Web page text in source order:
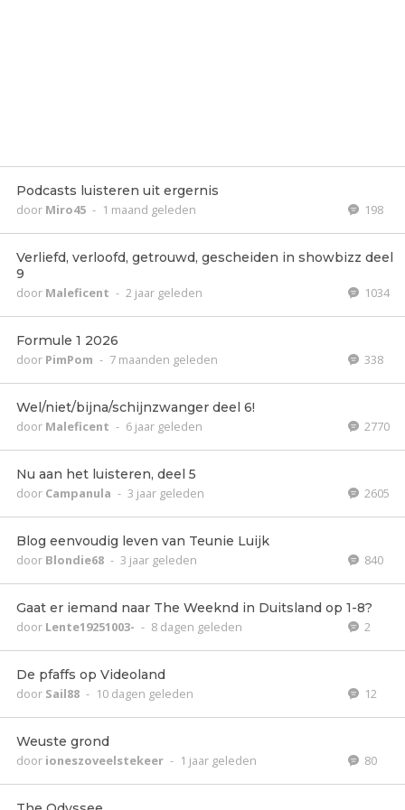
Podcasts luisteren uit ergernis
door Miro45 - 1 maand geleden 198
Verliefd, verloofd, getrouwd, gescheiden in showbizz deel
9
door Maleficent - 2 jaar geleden 1034
Formule 1 2026
door PimPom - 7 maanden geleden 338
Wel/niet/bijna/schijnzwanger deel 6!
door Maleficent - 6 jaar geleden 2770
Nu aan het luisteren, deel 5
door Campanula - 3 jaar geleden 2605
Blog eenvoudig leven van Teunie Luijk
door Blondie68 - 3 jaar geleden 840
Gaat er iemand naar The Weeknd in Duitsland op 1-8?
door Lente19251003- - 8 dagen geleden 2
De pfaffs op Videoland
door Sail88 - 10 dagen geleden 12
Weuste grond
door ioneszoveelstekeer - 1 jaar geleden 80